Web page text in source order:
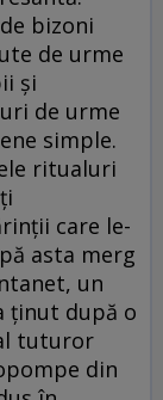
bizoni
de urme
și
de urme
simple.
ritualuri
care le-
asta merg
un
ținut după o
tuturor
din